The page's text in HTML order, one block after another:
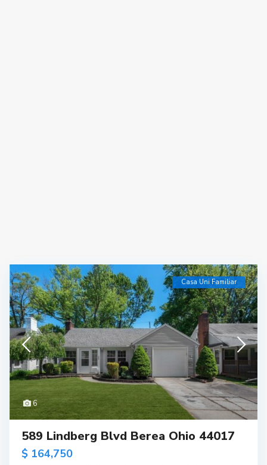
6
Casa Uni Familiar
589 Lindberg Blvd Berea Ohio 44017
$ 164,750